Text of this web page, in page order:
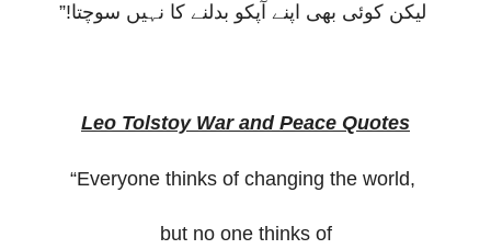
لیکن کوئی بھی اپنے آپکو بدلنے کا نہیں سوچتا!”
Leo Tolstoy War and Peace Quotes
“Everyone thinks of changing the world,
but no one thinks of